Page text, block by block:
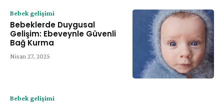
Bebek gelişimi
Bebeklerde Duygusal
Gelişim: Ebeveynle Güvenli
Bağ Kurma
Nisan 27, 2025
Bebek gelişimi